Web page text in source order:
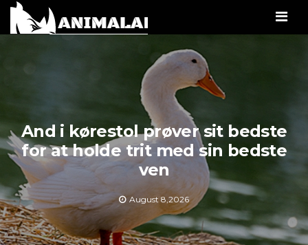
And i kørestol prøver sit bedste
for at holde trit med sin bedste
ven
August 8,2026